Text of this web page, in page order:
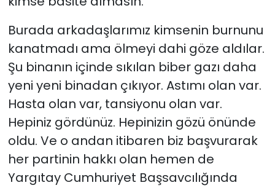
Burada arkadaşlarımız kimsenin burnunu
kanatmadı ama ölmeyi dahi göze aldılar.
Şu binanın içinde sıkılan biber gazı daha
yeni yeni binadan çıkıyor. Astımı olan var.
Hasta olan var, tansiyonu olan var.
Hepiniz gördünüz. Hepinizin gözü önünde
oldu. Ve o andan itibaren biz başvurarak
her partinin hakkı olan hemen de
Yargıtay Cumhuriyet Başsavcılığında